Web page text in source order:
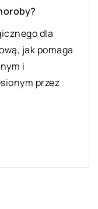
i
wpływa